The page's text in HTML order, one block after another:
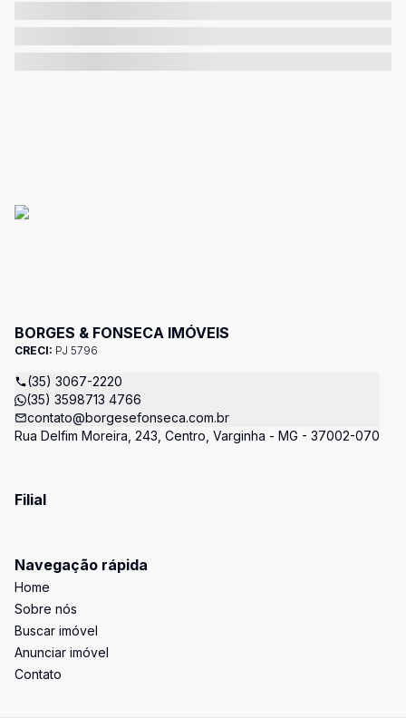
BORGES & FONSECA IMÓVEIS
CRECI: PJ 5796
(35) 3067-2220
(35) 3598713 4766
contato@borgesefonseca.com.br
Rua Delfim Moreira, 243, Centro, Varginha - MG - 37002-070
Filial
Navegação rápida
Home
Sobre nós
Buscar imóvel
Anunciar imóvel
Contato